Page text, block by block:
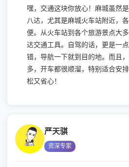
嘿，交通这块你放心！麻城虽然
八达，尤其是麻城火车站附近，
便。从火车站到各个旅游景点大
达交通工具。自驾的话，更是一
错，导航一下就到目的地。而且
多，开车都很顺溜，特别适合安
松又省心！
严天骐
资深专家